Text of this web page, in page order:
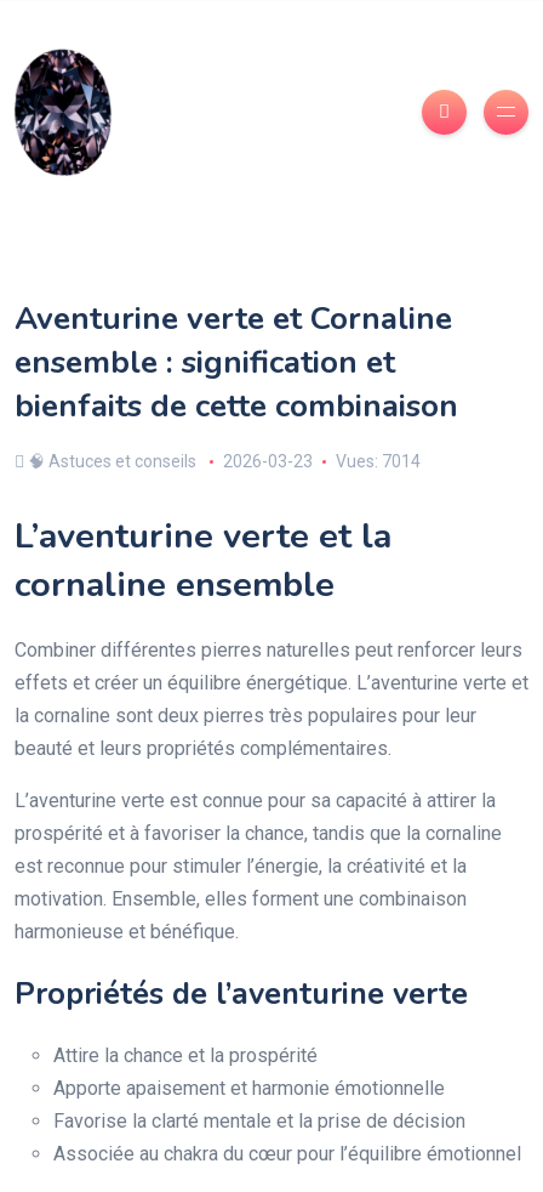
Aventurine verte et Cornaline
ensemble : signification et
bienfaits de cette combinaison
🧠 Astuces et conseils 2026-03-23 Vues: 7014
L’aventurine verte et la
cornaline ensemble
Combiner différentes pierres naturelles peut renforcer leurs
effets et créer un équilibre énergétique. L’aventurine verte et
la cornaline sont deux pierres très populaires pour leur
beauté et leurs propriétés complémentaires.
L’aventurine verte est connue pour sa capacité à attirer la
prospérité et à favoriser la chance, tandis que la cornaline
est reconnue pour stimuler l’énergie, la créativité et la
motivation. Ensemble, elles forment une combinaison
harmonieuse et bénéfique.
Propriétés de l’aventurine verte
Attire la chance et la prospérité
Apporte apaisement et harmonie émotionnelle
Favorise la clarté mentale et la prise de décision
Associée au chakra du cœur pour l’équilibre émotionnel